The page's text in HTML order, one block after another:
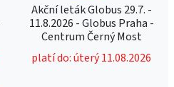
Akční leták Globus 29.7. -
11.8.2026 - Globus Praha -
Centrum Černý Most
platí do: úterý 11.08.2026